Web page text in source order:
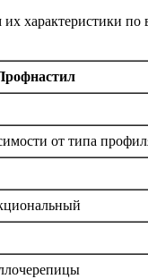
характеристики
от типа